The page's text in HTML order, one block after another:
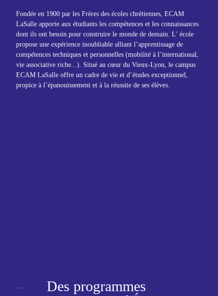
Fondée en 1900 par les Frères des écoles chrétiennes, ECAM
LaSalle apporte aux étudiants les compétences et les connaissances
dont ils ont besoin pour construire le monde de demain. L' école
propose une expérience inoubliable alliant l’apprentissage de
compétences techniques et personnelles (mobilité à l’international,
vie associative riche...). Situé au cœur du Vieux-Lyon, le campus
ECAM LaSalle offre un cadre de vie et d’études exceptionnel,
propice à l’épanouissement et à la réussite de ses élèves.
Des programmes